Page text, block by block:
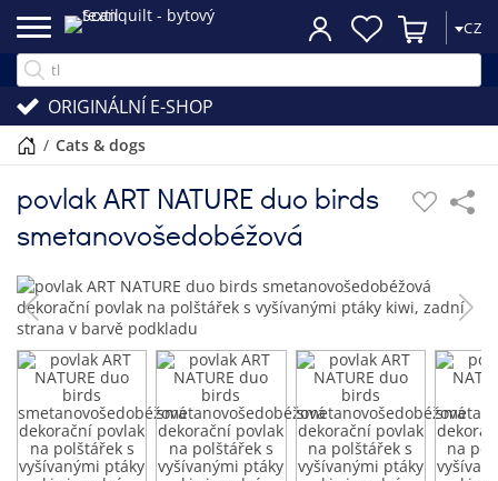
CZ
ORIGINÁLNÍ E-SHOP
/ cats & dogs
povlak ART NATURE duo birds
smetanovošedobéžová